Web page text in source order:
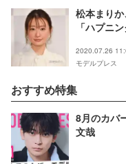
松本まり
「ハプニ
2020.07.26
モデルプレス
おすすめ特集
8月のカバ
文哉